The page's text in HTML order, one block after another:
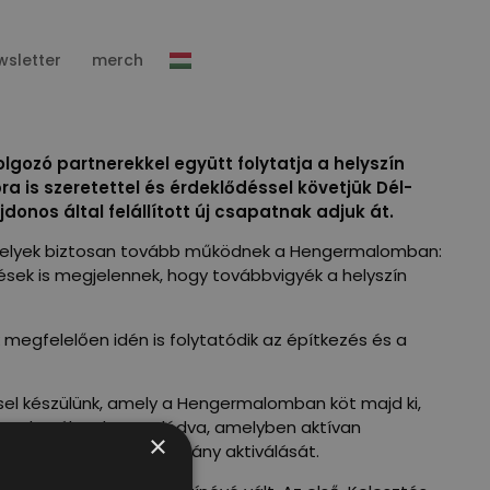
merch
partnerekkel együtt folytatja a helyszín
is szeretettel és érdeklődéssel követjük Dél-
által felállított új csapatnak adjuk át.
biztosan tovább működnek a Hengermalomban:
is megjelennek, hogy továbbvigyék a helyszín
idén is folytatódik az építkezés és a
készülünk, amely a Hengermalomban köt majd ki,
udvarához kapcsolódva, amelyben aktívan
folytatjuk a Bert sétány aktiválását.
×